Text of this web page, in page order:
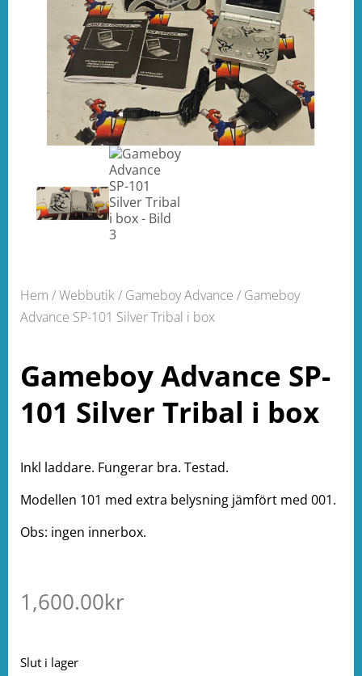
Hem /Webbutik/ Gameboy Advance / Gameboy
Advance SP-101 Silver Tribal i box
Gameboy Advance SP-
101 Silver Tribal i box
Inkl laddare. Fungerar bra. Testad.
Modellen 101 med extra belysning jämfört med 001.
Obs: ingen innerbox.
1,600.00kr
Slut i lager